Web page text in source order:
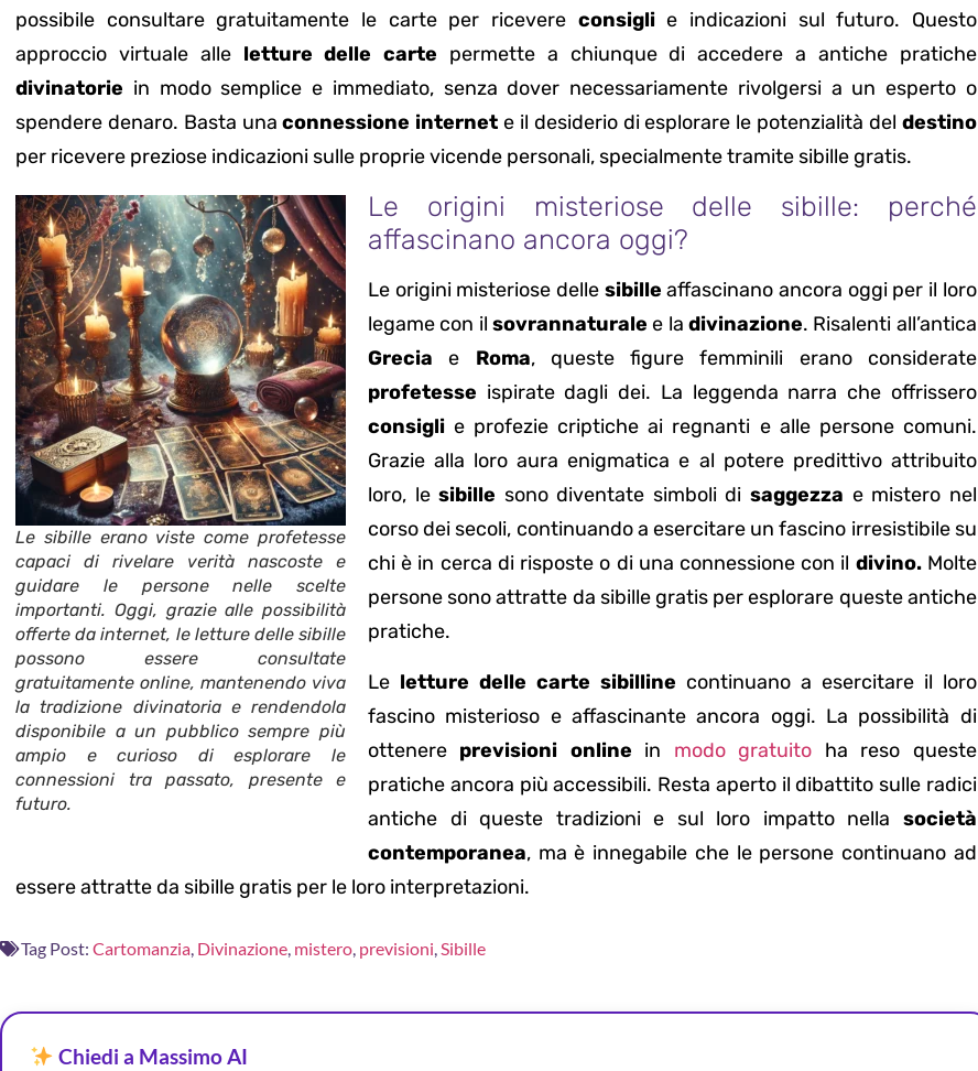
possibile consultare gratuitamente le carte per ricevere consiglie indicazioni sul futuro. Questo
approccio virtuale alle letture delle carte permette a chiunque di accedere a antiche pratiche
divinatorie in modo semplice e immediato, senza dover necessariamente rivolgersi a un esperto o
spendere denaro. Basta unaconnessione internet e il desiderio di esplorare le potenzialità del destino
per ricevere preziose indicazioni sulle proprie vicende personali, specialmente tramite sibille gratis.
Le sibille erano viste come profetesse
capaci di rivelare verità nascoste e
guidare le persone nelle scelte
importanti. Oggi, grazie alle possibilità
offerte da internet, le letture delle sibille
possono essere consultate
gratuitamente online, mantenendo viva
la tradizione divinatoria e rendendola
disponibile a un pubblico sempre più
ampio e curioso di esplorare le
connessioni tra passato, presente e
futuro.
Le origini misteriose delle sibille: perché
affascinano ancora oggi?
Le origini misteriose delle sibille affascinano ancora oggi per il loro
legame con ilsovrannaturale e ladivinazione. Risalenti all’antica
Grecia e Roma, queste figure femminili erano considerate
profetesse ispirate dagli dei. La leggenda narra che offrissero
consigli e profezie criptiche ai regnanti e alle persone comuni.
Grazie alla loro aura enigmatica e al potere predittivo attribuito
loro, lesibille sono diventate simboli disaggezza e mistero nel
corso dei secoli, continuando a esercitare un fascino irresistibile su
chi è in cerca di risposte o di una connessione con il divino. Molte
persone sono attratte da sibille gratis per esplorare queste antiche
pratiche.
Le letture delle carte sibilline continuano a esercitare il loro
fascino misterioso e affascinante ancora oggi. La possibilità di
ottenere previsioni online in modo gratuito ha reso queste
pratiche ancora più accessibili. Resta aperto il dibattito sulle radici
antiche di queste tradizioni e sul loro impatto nella società
contemporanea, ma è innegabile che le persone continuano ad
essere attratte da sibille gratis per le loro interpretazioni.
Tag Post: Cartomanzia, Divinazione, mistero, previsioni,Sibille
Chiedi a Massimo AI